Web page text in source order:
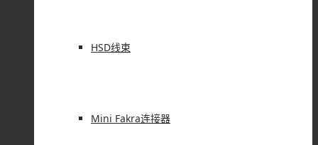
HSD线束
Mini Fakra连接器